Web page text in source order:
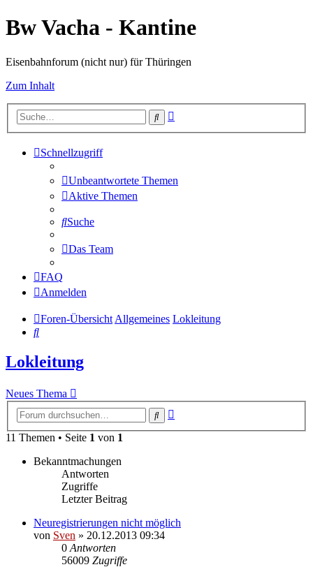
Bw Vacha - Kantine
Eisenbahnforum (nicht nur) für Thüringen
Zum Inhalt
Suche
Schnellzugriff
Unbeantwortete Themen
Aktive Themen
Suche
Das Team
FAQ
Anmelden
Foren-ÜbersichtAllgemeines Lokleitung
Suche
Lokleitung
Neues Thema
Suche
11 Themen • Seite 1 von 1
Bekanntmachungen
Antworten
Zugriffe
Letzter Beitrag
Neuregistrierungen nicht möglich
von Sven » 20.12.2013 09:34
0 Antworten
56009 Zugriffe